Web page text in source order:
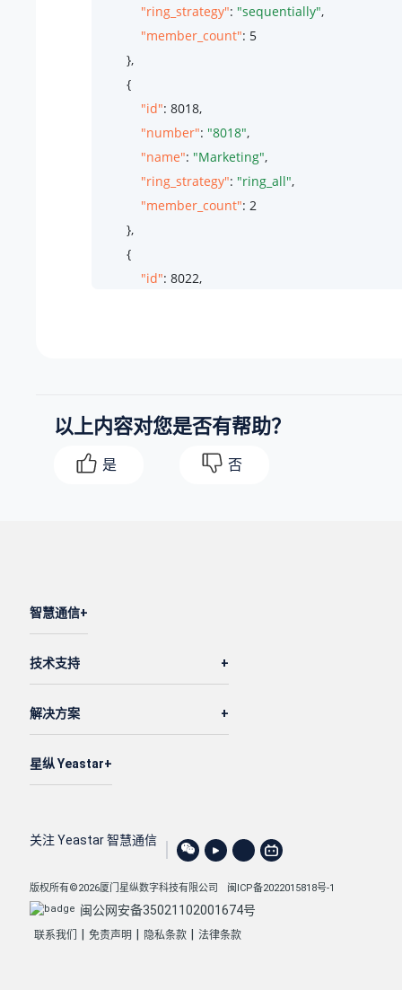
"ring_strategy": "sequentially",
"member_count": 5
        },
        {
"id": 8018,
"number": "8018",
"name": "Marketing",
"ring_strategy": "ring_all",
"member_count": 2
        },
        {
"id": 8022,
    ]
以上内容对您是否有帮助？
是 否
智慧通信
技术支持
解决方案
星纵 Yeastar
关注 Yeastar 智慧通信
版权所有©2026厦门星纵数字科技有限公司 闽ICP备2022015818号-1
闽公网安备35021102001674号
联系我们 免责声明 隐私条款 法律条款